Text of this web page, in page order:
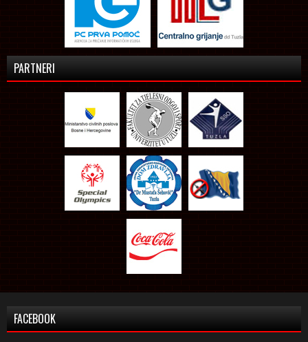
PARTNERI
FACEBOOK